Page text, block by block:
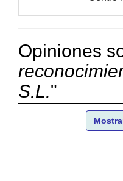
Opiniones
S.L."